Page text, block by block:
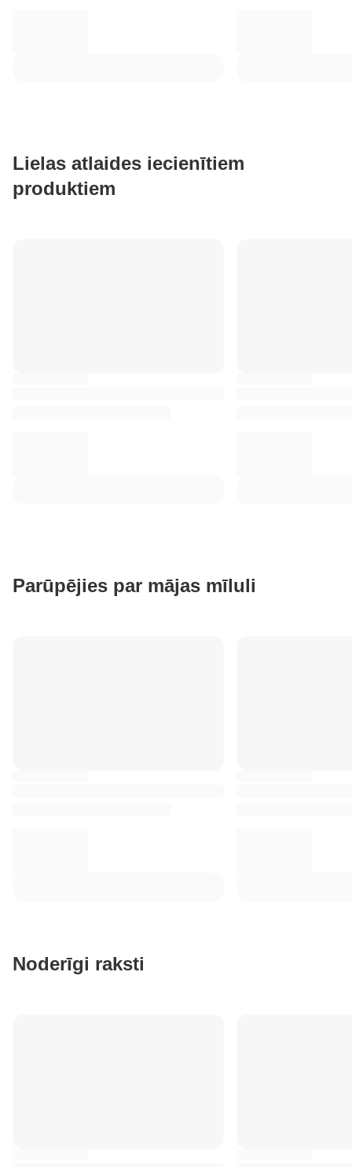
Lielas atlaides iecienītiem
produktiem
Parūpējies par mājas mīluli
Noderīgi raksti